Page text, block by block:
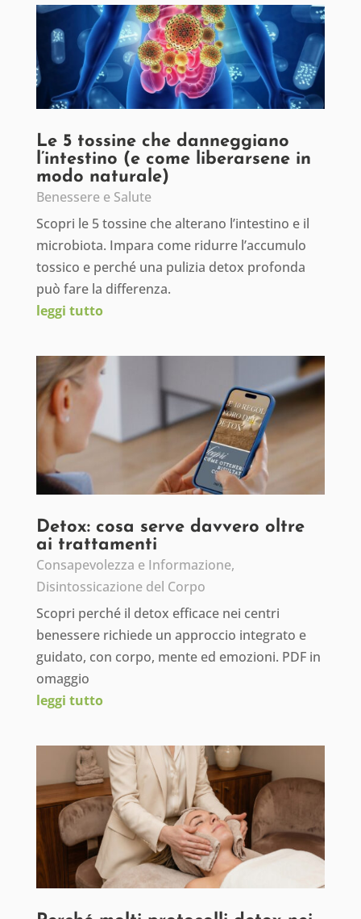
Le 5 tossine che danneggiano
l’intestino (e come liberarsene in
modo naturale)
Benessere e Salute
Scopri le 5 tossine che alterano l’intestino e il
microbiota. Impara come ridurre l’accumulo
tossico e perché una pulizia detox profonda
può fare la differenza.
leggi tutto
Detox: cosa serve davvero oltre
ai trattamenti
Consapevolezza e Informazione,
Disintossicazione del Corpo
Scopri perché il detox efficace nei centri
benessere richiede un approccio integrato e
guidato, con corpo, mente ed emozioni. PDF in
omaggio
leggi tutto